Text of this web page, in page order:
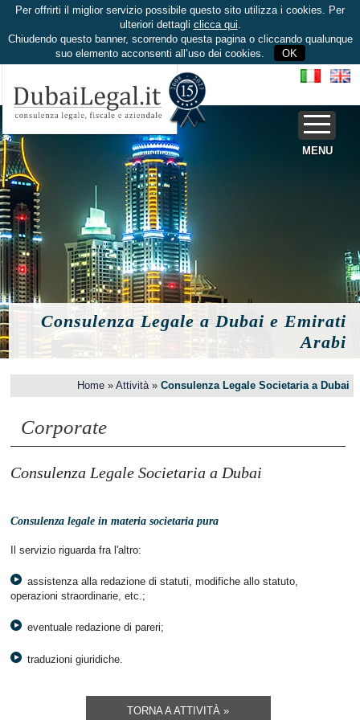
Per offrirti il miglior servizio possibile questo sito utilizza i cookies. Per
ulteriori dettagli clicca qui.
Chiudendo questo banner, scorrendo questa pagina o cliccando qualunque
suo elemento acconsenti all’uso dei cookies.
OK
MENU
Consulenza Legale a Dubai e Emirati
Arabi
Home »Attività »Consulenza Legale Societaria a Dubai
Corporate
Consulenza Legale Societaria a Dubai
Consulenza legale in materia societaria pura
Il servizio riguarda fra l'altro:
assistenza alla redazione di statuti, modifiche allo statuto,
operazioni straordinarie, etc.;
eventuale redazione di pareri;
traduzioni giuridiche.
TORNA A ATTIVITÀ »